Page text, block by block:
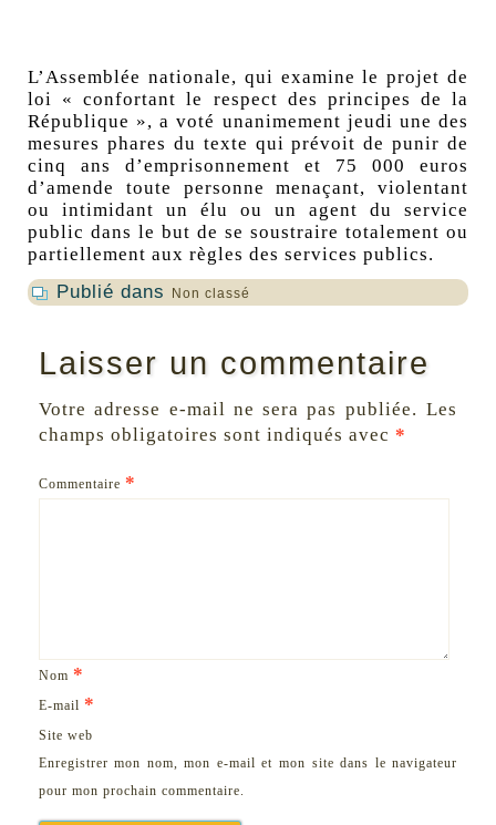
L’Assemblée nationale, qui examine le projet de
loi « confortant le respect des principes de la
République », a voté unanimement jeudi une des
mesures phares du texte qui prévoit de punir de
cinq ans d’emprisonnement et 75 000 euros
d’amende toute personne menaçant, violentant
ou intimidant un élu ou un agent du service
public dans le but de se soustraire totalement ou
partiellement aux règles des services publics.
Publié dans
Non classé
Laisser un commentaire
Votre adresse e-mail ne sera pas publiée. Les
champs obligatoires sont indiqués avec *
Commentaire *
Nom *
E-mail *
Site web
Enregistrer mon nom, mon e-mail et mon site dans le navigateur
pour mon prochain commentaire.